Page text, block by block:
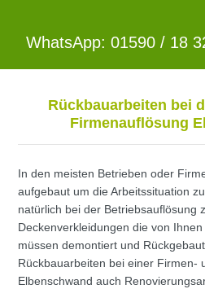
WhatsApp: 01590 / 18
Rückbauarbeiten bei
Firmenauflösung
In den meisten Betrieben oder
aufgebaut um die Arbeitssituation
natürlich bei der Betriebsauflösung
Deckenverkleidungen die von
müssen demontiert und
Rückbauarbeiten bei einer Firmen-
Elbenschwand auch